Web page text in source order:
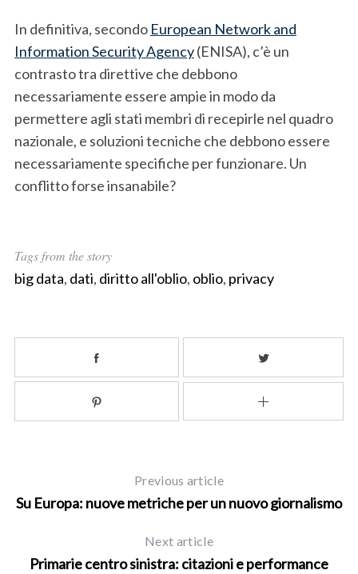
In definitiva, secondo European Network and
Information Security Agency(ENISA), c’è un
contrasto tra direttive che debbono
necessariamente essere ampie in modo da
permettere agli stati membri di recepirle nel quadro
nazionale, e soluzioni tecniche che debbono essere
necessariamente specifiche per funzionare. Un
conflitto forse insanabile?
Tags from the story
big data, dati, diritto all'oblio, oblio, privacy
Previous article
Su Europa: nuove metriche per un nuovo giornalismo
Next article
Primarie centro sinistra: citazioni e performance
S
e
h
f